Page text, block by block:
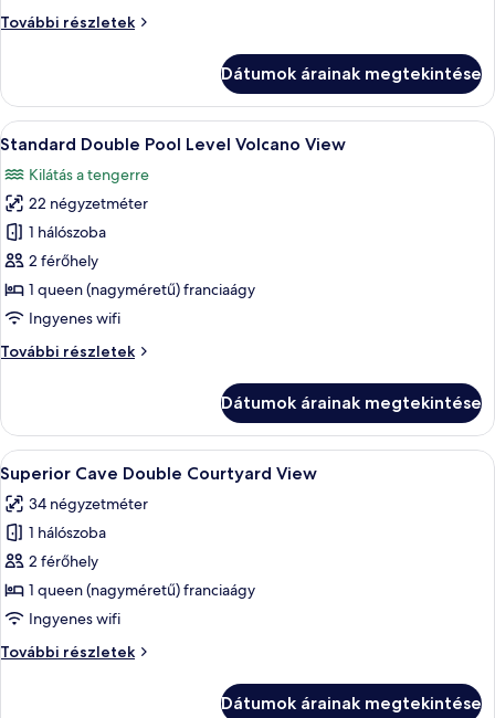
Double
További részletek
Standard
View
további
részletei
Dátumok árainak megtekintése
A
következő
szoba
összes
képének
megtekintése:
Standard
Double
Level
Egy erkély, ahol van egy medence,
17
Standard Double Pool Level Volcano View
Kilátás a tengerre
22 négyzetméter
1 hálószoba
2 férőhely
1 queen (nagyméretű) franciaágy
Ingyenes wifi
További részletek
Standard
Volcano
View
további
részletei
Dátumok árainak megtekintése
A
következő
szoba
összes
képének
megtekintése:
Superior
Double
Egy modern hálószoba, amelyben
24
Superior Cave Double Courtyard View
34 négyzetméter
1 hálószoba
2 férőhely
1 queen (nagyméretű) franciaágy
Ingyenes wifi
További részletek
Superior
Dátumok árainak megtekintése